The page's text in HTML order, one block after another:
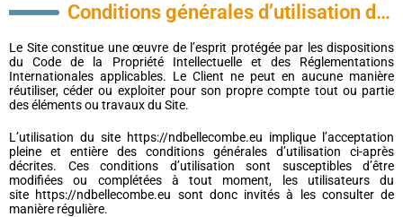
Conditions générales d’utilisation du site et des services proposés
Le Site constitue une œuvre de l’esprit protégée par les dispositions
du Code de la Propriété Intellectuelle et des Réglementations
Internationales applicables. Le Client ne peut en aucune manière
réutiliser, céder ou exploiter pour son propre compte tout ou partie
des éléments ou travaux du Site.
L’utilisation du site https://ndbellecombe.eu implique l’acceptation
pleine et entière des conditions générales d’utilisation ci-après
décrites. Ces conditions d’utilisation sont susceptibles d’être
modifiées ou complétées à tout moment, les utilisateurs du
site https://ndbellecombe.eu sont donc invités à les consulter de
manière régulière.